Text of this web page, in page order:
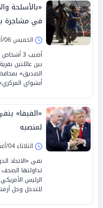
في مشاجرة
الخميس 06/أغسطس/2026 - 04:19 م
أصيب 3
بين عائلتين
الصديق»
أبشواي
«الفيفا»
لمنصبه
الثلاثاء 04/أغسطس/2026 - 04:07 م
نفى «الاتحاد
تداولتها
الرئيس
للتدخل وحل